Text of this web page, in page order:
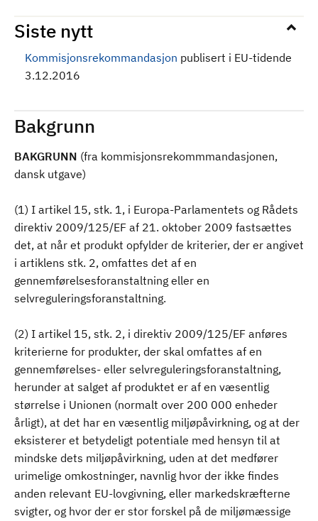
Siste nytt
Kommisjonsrekommandasjon publisert i EU-tidende
3.12.2016
Bakgrunn
BAKGRUNN (fra kommisjonsrekommmandasjonen,
dansk utgave)
(1) I artikel 15, stk. 1, i Europa-Parlamentets og Rådets
direktiv 2009/125/EF af 21. oktober 2009 fastsættes
det, at når et produkt opfylder de kriterier, der er angivet
i artiklens stk. 2, omfattes det af en
gennemførelsesforanstaltning eller en
selvreguleringsforanstaltning.
(2) I artikel 15, stk. 2, i direktiv 2009/125/EF anføres
kriterierne for produkter, der skal omfattes af en
gennemførelses- eller selvreguleringsforanstaltning,
herunder at salget af produktet er af en væsentlig
størrelse i Unionen (normalt over 200 000 enheder
årligt), at det har en væsentlig miljøpåvirkning, og at der
eksisterer et betydeligt potentiale med hensyn til at
mindske dets miljøpåvirkning, uden at det medfører
urimelige omkostninger, navnlig hvor der ikke findes
anden relevant EU-lovgivning, eller markedskræfterne
svigter, og hvor der er stor forskel på de miljømæssige